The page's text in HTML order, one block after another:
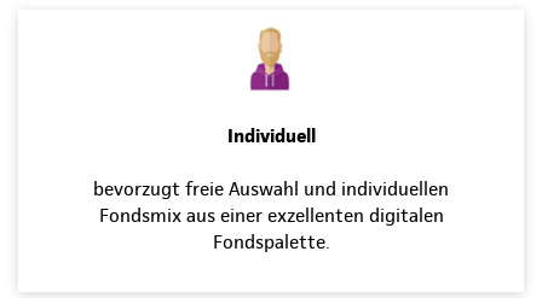
Individuell
bevorzugt freie Auswahl und individuellen
Fondsmix aus einer exzellenten digitalen
Fondspalette.